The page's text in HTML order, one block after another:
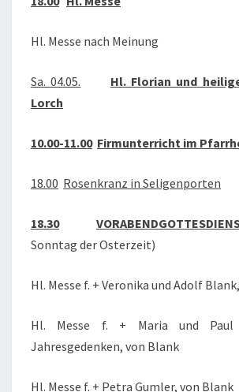
Hl. Messe nach Meinung
Sa. 04.05.
Hl. Florian und
Lorch
10.00-11.00 Firmunterricht im
18.00 Rosenkranz in Seligenporten
18.30
Sonntag der Osterzeit)
Hl. Messe f. + Veronika und Adolf
Hl. Messe f. + Maria und Paul
Jahresgedenken, von Blank
Hl. Messe f. + Petra Gumler, von Blank